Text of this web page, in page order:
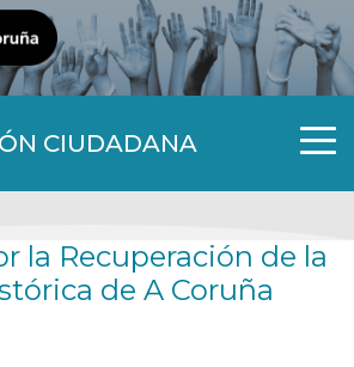
CIUDADANA
la Recuperación de la
de A Coruña